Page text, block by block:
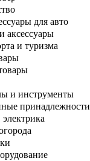
для авто
аксессуары
и туризма
и инструменты
принадлежности